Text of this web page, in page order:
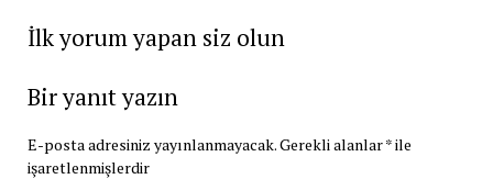
İlk yorum yapan siz olun
Bir yanıt yazın
E-posta adresiniz yayınlanmayacak.Gerekli alanlar*ile
işaretlenmişlerdir